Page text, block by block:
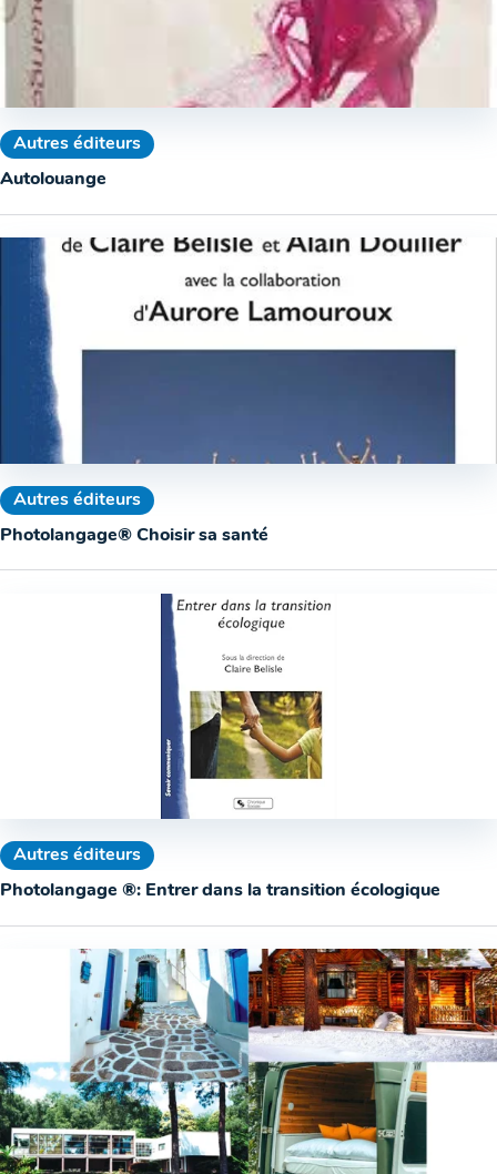
Autres éditeurs
Autolouange
Autres éditeurs
Photolangage® Choisir sa santé
Autres éditeurs
Photolangage ®: Entrer dans la transition écologique